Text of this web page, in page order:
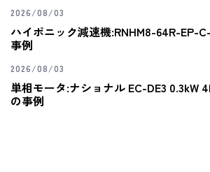
2026/08/03
ハイポニック減速機:RNHM8-64R-EP-
事例
2026/08/03
単相モータ:ナショナル EC-DE3 0.3kW
の事例